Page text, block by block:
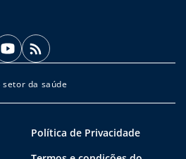
setor da saúde
Política de Privacidade